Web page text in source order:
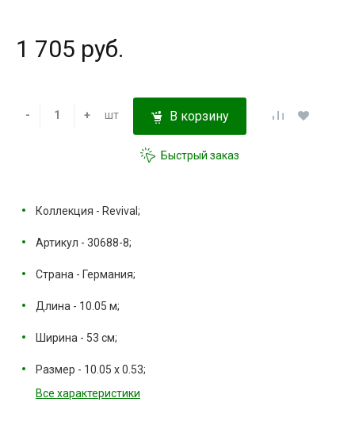
1 705 руб.
- + шт В корзину
Быстрый заказ
Коллекция - Revival;
Артикул - 30688-8;
Страна - Германия;
Длина - 10.05 м;
Ширина - 53 см;
Размер - 10.05 х 0.53;
Все характеристики